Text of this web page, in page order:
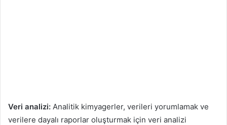
Veri analizi: Analitik kimyagerler, verileri yorumlamak ve
verilere dayalı raporlar oluşturmak için veri analizi